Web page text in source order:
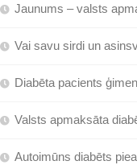
Jaunums – valsts
Vai savu sirdi un
Diabēta pacients
Valsts apmaksāta
Autoimūns diabēts